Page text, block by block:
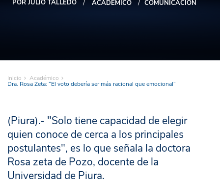
POR JULIO TALLEDO ACADÉMICO COMUNICACIÓN
Inicio Académico
Dra. Rosa Zeta: “El voto debería ser más racional que emocional”
(Piura).- "Solo tiene capacidad de elegir
quien conoce de cerca a los principales
postulantes", es lo que señala la doctora
Rosa zeta de Pozo, docente de la
Universidad de Piura.